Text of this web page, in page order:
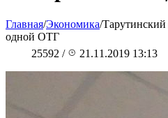
Главная/Экономика/Тарутинский
одной ОТГ
25592 / 21.11.2019 13:13